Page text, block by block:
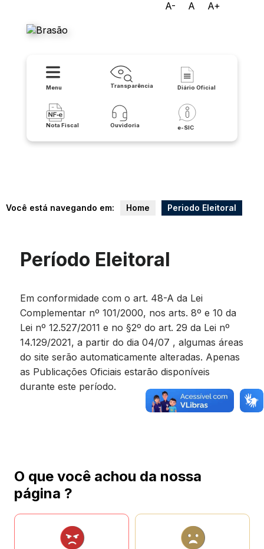
A- A A+
Menu Transparência Diário Oficial
Nota Fiscal Ouvidoria e-SIC
Você está navegando em: Home Periodo Eleitoral
Período Eleitoral
Em conformidade com o art. 48-A da Lei
Complementar nº 101/2000, nos arts. 8º e 10 da
Lei nº 12.527/2011 e no §2º do art. 29 da Lei nº
14.129/2021, a partir do dia 04/07 , algumas áreas
do site serão automaticamente alteradas. Apenas
as Publicações Oficiais estarão disponíveis
durante este período.
O que você achou da nossa
página ?